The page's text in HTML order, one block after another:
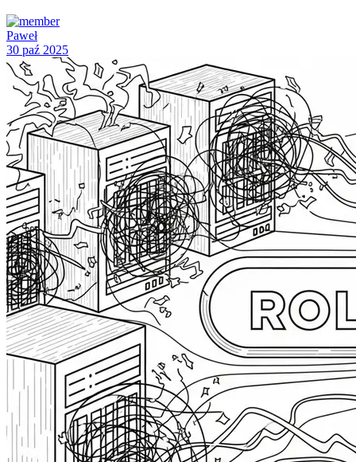
2NBlog
Paweł
30 paź 2025